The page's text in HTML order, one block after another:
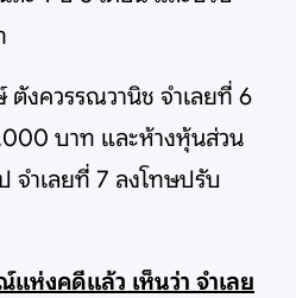
งควรรณวานิช จำเลยที่ 6
บาท และห้างหุ้นส่วน
จำเลยที่ 7 ลงโทษปรับ
ห่งคดีแล้ว เห็นว่า จำเลย